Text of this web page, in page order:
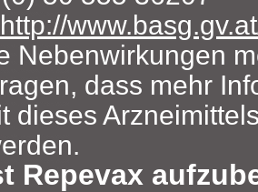
http://
Nebenwirkungen
dass mehr
dieses
Repevax